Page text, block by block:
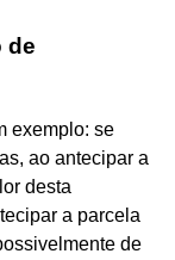
de
exemplo: se
ao antecipar a
desta
a parcela
de